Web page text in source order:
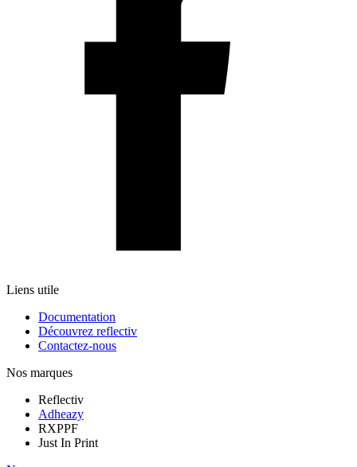
Liens utile
Documentation
Découvrez reflectiv
Contactez-nous
Nos marques
Reflectiv
Adheazy
RXPPF
Just In Print